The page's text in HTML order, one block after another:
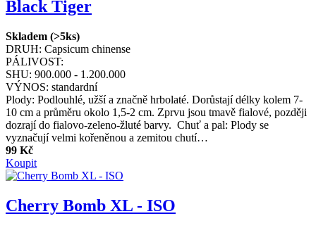
Black Tiger
Skladem (>5ks)
DRUH: Capsicum chinense
PÁLIVOST:
SHU: 900.000 - 1.200.000
VÝNOS: standardní
Plody: Podlouhlé, užší a značně hrbolaté. Dorůstají délky kolem 7-
10 cm a průměru okolo 1,5-2 cm. Zprvu jsou tmavě fialové, později
dozrají do fialovo-zeleno-žluté barvy. Chuť a pal: Plody se
vyznačují velmi kořeněnou a zemitou chutí…
99 Kč
Koupit
Cherry Bomb XL - ISO